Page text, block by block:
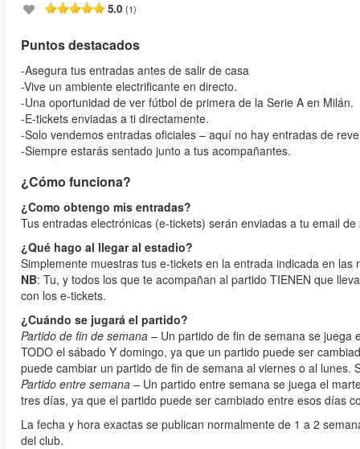
5.0 (1)
Puntos destacados
-Asegura tus entradas antes de salir de casa
-Vive un ambiente electrificante en directo.
-Una oportunidad de ver fútbol de primera de la Serie A en Milán.
-E-tickets enviadas a ti directamente.
-Solo vendemos entradas oficiales – aquí no hay entradas de
-Siempre estarás sentado junto a tus acompañantes.
¿Cómo funciona?
¿Como obtengo mis entradas?
Tus entradas electrónicas (e-tickets) serán enviadas a tu email
¿Qué hago al llegar al estadio?
Simplemente muestras tus e-tickets en la entrada indicada en
NB: Tu, y todos los que te acompañan al partido TIENEN que
con los e-tickets.
¿Cuándo se jugará el partido?
Partido de fin de semana – Un partido de fin de semana se juega
TODO el sábado Y domingo, ya que un partido puede ser
puede cambiar un partido de fin de semana al viernes o al lunes.
Partido entre semana – Un partido entre semana se juega el
tres días, ya que el partido puede ser cambiado entre esos días
La fecha y hora exactas se publican normalmente de 1 a 2
del club.